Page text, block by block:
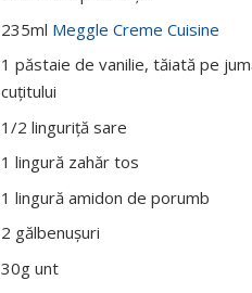
235ml Meggle Creme Cuisine
1 păstaie de vanilie, tăiată pe
cuțitului
1/2 linguriţă sare
1 lingură zahăr tos
1 lingură amidon de porumb
2 gălbenuşuri
30g unt